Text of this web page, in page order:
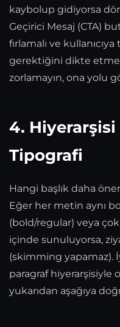
kaybolup gidiyorsa
Geçirici Mesaj (CTA)
fırlamalı ve
gerektiğini dikte
zorlamayın, ona yolu
4.
Tipografi
Hangi başlık daha
Eğer her metin aynı
(bold/regular) veya
içinde sunuluyorsa,
(skimming yapamaz).
paragraf hiyerarşisiyle
yukarıdan aşağıya